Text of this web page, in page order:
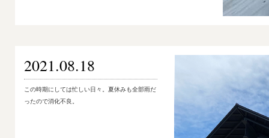
2021.08.18
この時期にしては忙しい日々。夏休みも全部雨だ
ったので消化不良。